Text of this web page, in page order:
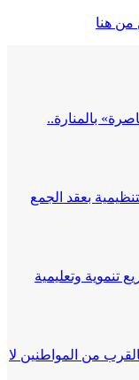
من هنا
بالمنارة..
بعقد الجمع
تنموية وتعليمية
من المواطنين لا